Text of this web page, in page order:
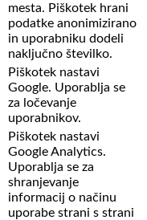
mesta. Piškotek hrani
podatke anonimizirano
in uporabniku dodeli
naključno številko.
Piškotek nastavi
Google. Uporablja se
za ločevanje
uporabnikov.
Piškotek nastavi
Google Analytics.
Uporablja se za
shranjevanje
informacij o načinu
uporabe strani s strani